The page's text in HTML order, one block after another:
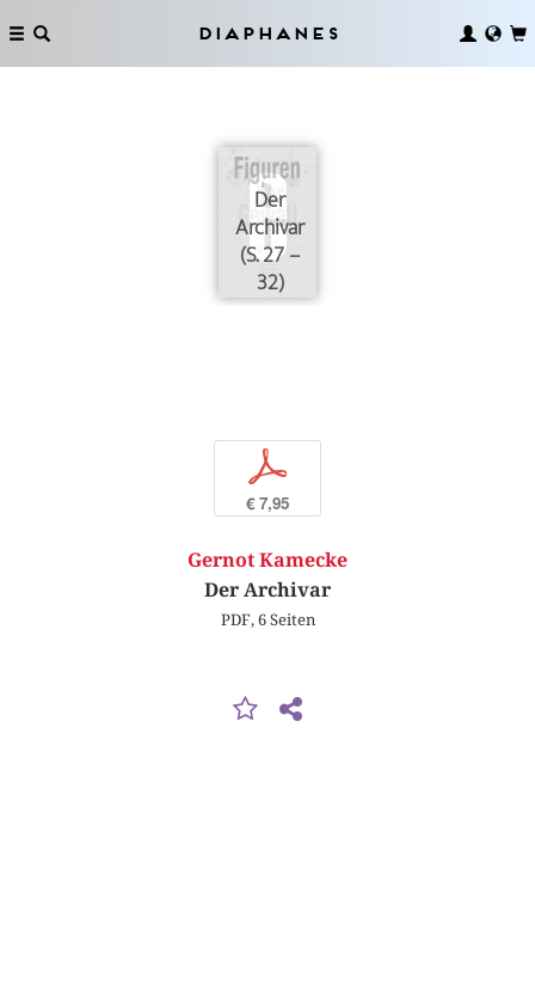
Diaphanes
Der
Archivar
(S. 27 –
32)
p
€ 7,95
Gernot Kamecke
Der Archivar
PDF, 6 Seiten